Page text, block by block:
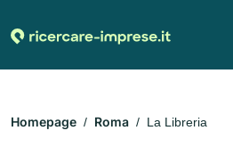
Homepage Roma La Libreria